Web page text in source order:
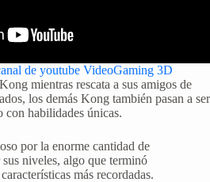
de youtube VideoGaming 3D
mientras rescata a sus amigos de
los demás Kong también pasan a ser
con habilidades únicas.
por la enorme cantidad de
niveles, algo que terminó
más recordadas.